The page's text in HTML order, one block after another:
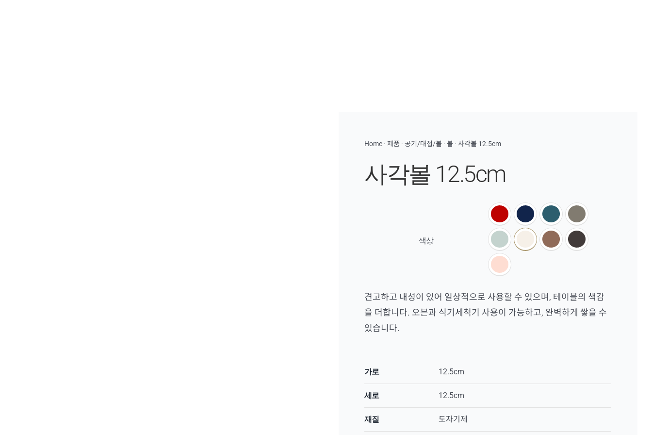
Home ·제품 ·공기/대접/볼 ·볼 ·사각볼 12.5cm
사각볼 12.5cm
색상
견고하고 내성이 있어 일상적으로 사용할 수 있으며, 테이블의 색감
을 더합니다. 오븐과 식기세척기 사용이 가능하고, 완벽하게 쌓을 수
있습니다.
가로 12.5cm
세로 12.5cm
재질 도자기제